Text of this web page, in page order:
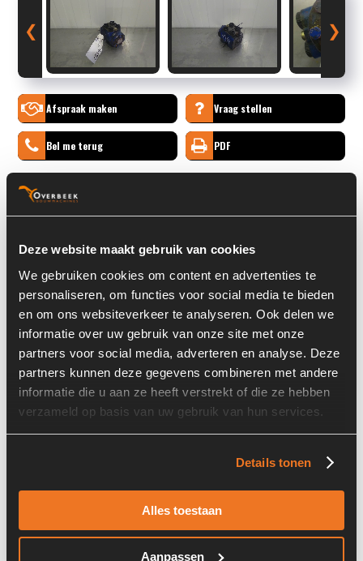
Deze website maakt gebruik van cookies
We gebruiken cookies om content en advertenties te
personaliseren, om functies voor social media te bieden
en om ons websiteverkeer te analyseren. Ook delen we
informatie over uw gebruik van onze site met onze
partners voor social media, adverteren en analyse. Deze
partners kunnen deze gegevens combineren met andere
informatie die u aan ze heeft verstrekt of die ze hebben
verzameld op basis van uw gebruik van hun services.
Details tonen
Alles toestaan
Aanpassen
❮ ❯
Afspraak maken Vraag stellen
Bel me terug PDF
Basisinformatie
Onderdeel Merk:
Sauer Danfoss
Onderdeel Type:
OSPC50LS
Onderdeel nummer:
150-1197
Locatie:
4I1G